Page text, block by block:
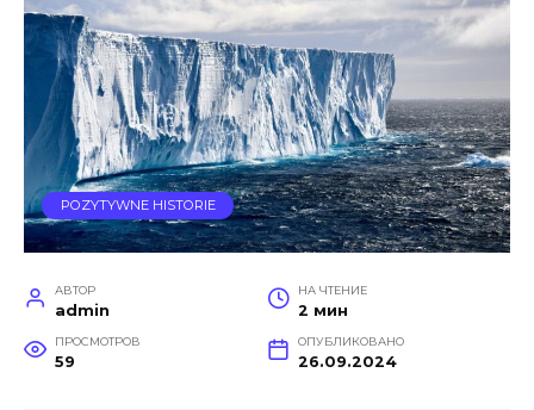
POZYTYWNE HISTORIE
АВТОР
admin
НА ЧТЕНИЕ
2 мин
ПРОСМОТРОВ
59
ОПУБЛИКОВАНО
26.09.2024